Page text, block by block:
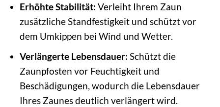
Erhöhte Stabilität: Verleiht Ihrem Zaun
zusätzliche Standfestigkeit und schützt vor
dem Umkippen bei Wind und Wetter.
Verlängerte Lebensdauer: Schützt die
Zaunpfosten vor Feuchtigkeit und
Beschädigungen, wodurch die Lebensdauer
Ihres Zaunes deutlich verlängert wird.